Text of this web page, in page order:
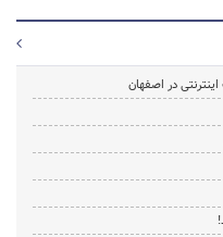
در اصفهان